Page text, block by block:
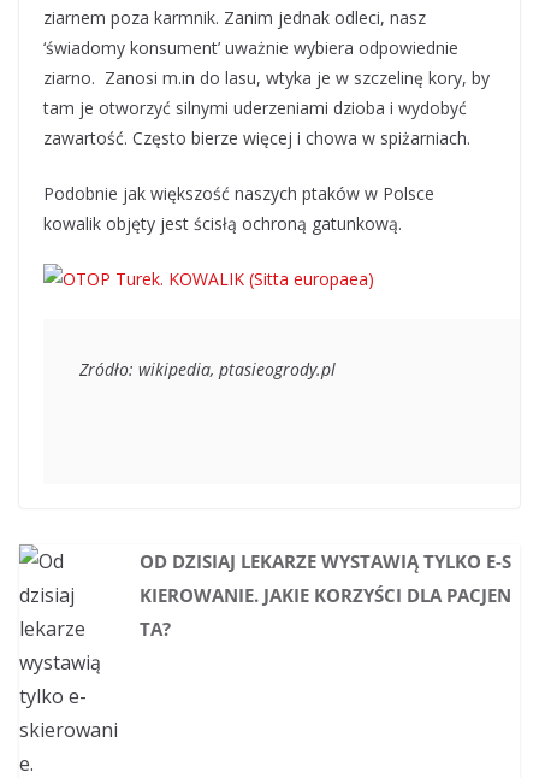
ziarnem poza karmnik. Zanim jednak odleci, nasz
‘świadomy konsument’ uważnie wybiera odpowiednie
ziarno. Zanosi m.in do lasu, wtyka je w szczelinę kory, by
tam je otworzyć silnymi uderzeniami dzioba i wydobyć
zawartość. Często bierze więcej i chowa w spiżarniach.
Podobnie jak większość naszych ptaków w Polsce
kowalik objęty jest ścisłą ochroną gatunkową.
Zródło: wikipedia, ptasieogrody.pl
OD DZISIAJ LEKARZE WYSTAWIĄ TYLKO E-S
KIEROWANIE. JAKIE KORZYŚCI DLA PACJEN
TA?